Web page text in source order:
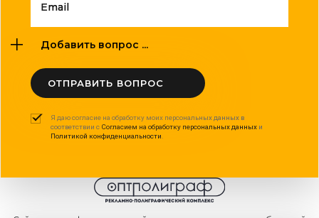
Email
Добавить вопрос ...
ОТПРАВИТЬ ВОПРОС
Я даю согласие на обработку моих персональных данных в
соответствии с Согласием на обработку персональных данных и
Политикой конфиденциальности.